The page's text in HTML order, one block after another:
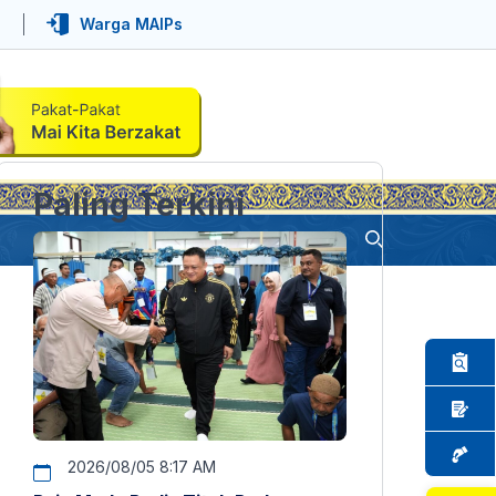
Warga MAIPs
Paling Terkini
2026/08/05 8:17 AM